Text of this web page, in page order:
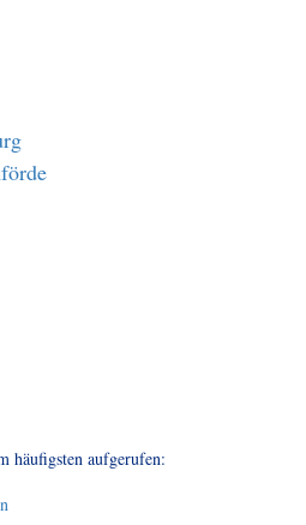
häufigsten aufgerufen: